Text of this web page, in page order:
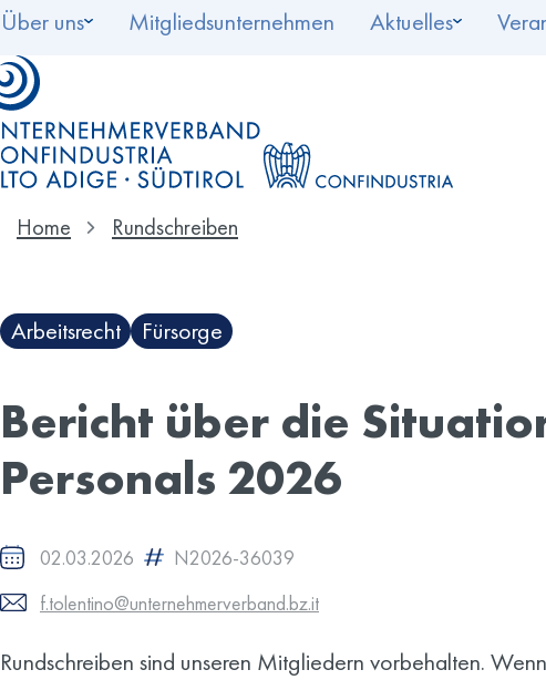
Über uns Mitgliedsunternehmen Aktuelles
Home Rundschreiben
Arbeitsrecht Fürsorge
Bericht über die
Personals 2026
02.03.2026
N2026-36039
f.tolentino@unternehmerverband.bz.it
Rundschreiben sind unseren Mitgliedern vorbehalten.